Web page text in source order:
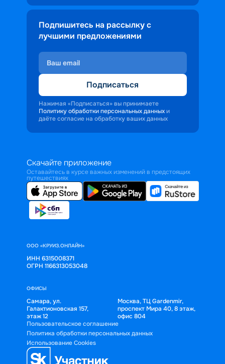
Подпишитесь на рассылку с
лучшими предложениями
Подписаться
Нажимая «Подписаться» вы принимаете
Политику обработки персональных данных и
даёте согласие на обработку ваших данных
Скачайте приложение
Оставайтесь в курсе важных изменений в предстоящих
путешествиях
ООО «КРУИЗ.ОНЛАЙН»
ИНН 6315008371
ОГРН 1166313053048
ОФИСЫ
Самара, ул.
Галактионовская 157,
этаж 12
Москва, ТЦ Gardenmir,
проспект Мира 40, 8 этаж,
офис 804
Пользовательское соглашение
Политика обработки персональных данных
Использование Cookies